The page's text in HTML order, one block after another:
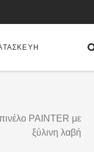
PAINTER με
ξύλινη λαβή